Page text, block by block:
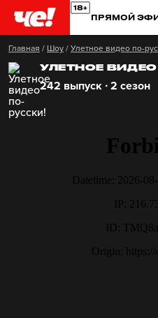
ПРЯМОЙ
Главная / Шоу / Улетное видео по-
УЛЕТНОЕ
242 выпуск ∙ 2 сезон